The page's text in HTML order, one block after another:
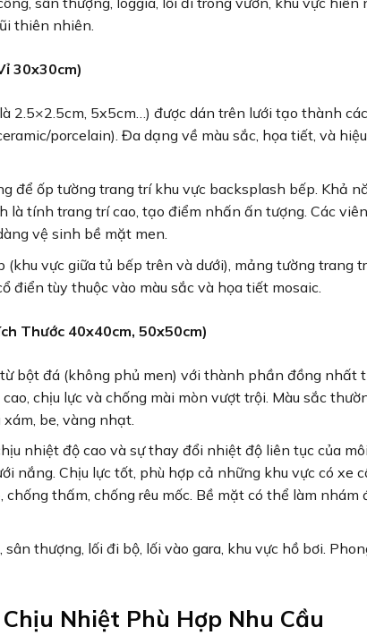
thiên nhiên.
30x30cm)
2.5×2.5cm, 5x5cm…) được dán trên lưới tạo thành
porcelain). Đa dạng về màu sắc, họa tiết, và
để ốp tường trang trí khu vực backsplash bếp. Khả
là tính trang trí cao, tạo điểm nhấn ấn tượng. Các
vệ sinh bề mặt men.
(khu vực giữa tủ bếp trên và dưới), mảng tường trang
điển tùy thuộc vào màu sắc và họa tiết mosaic.
Thước 40x40cm, 50x50cm)
bột đá (không phủ men) với thành phần đồng nhất
chịu lực và chống mài mòn vượt trội. Màu sắc
be, vàng nhạt.
nhiệt độ cao và sự thay đổi nhiệt độ liên tục của
nắng. Chịu lực tốt, phù hợp cả những khu vực có xe
chống thấm, chống rêu mốc. Bề mặt có thể làm nhám
sân thượng, lối đi bộ, lối vào gara, khu vực hồ bơi.
Nhiệt Phù Hợp Nhu Cầu